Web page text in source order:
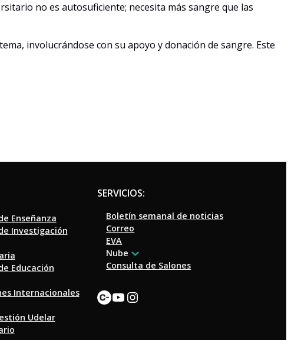
no es autosuficiente; necesita más sangre que las
involucrándose con su apoyo y donación de sangre. Este
Enseñanza
Investigación
Educación
Internacionales
Udelar
SERVICIOS:
Boletín semanal de noticias
Correo
EVA
Nube
Consulta de Salones
Enlace
YouTube
Instagram